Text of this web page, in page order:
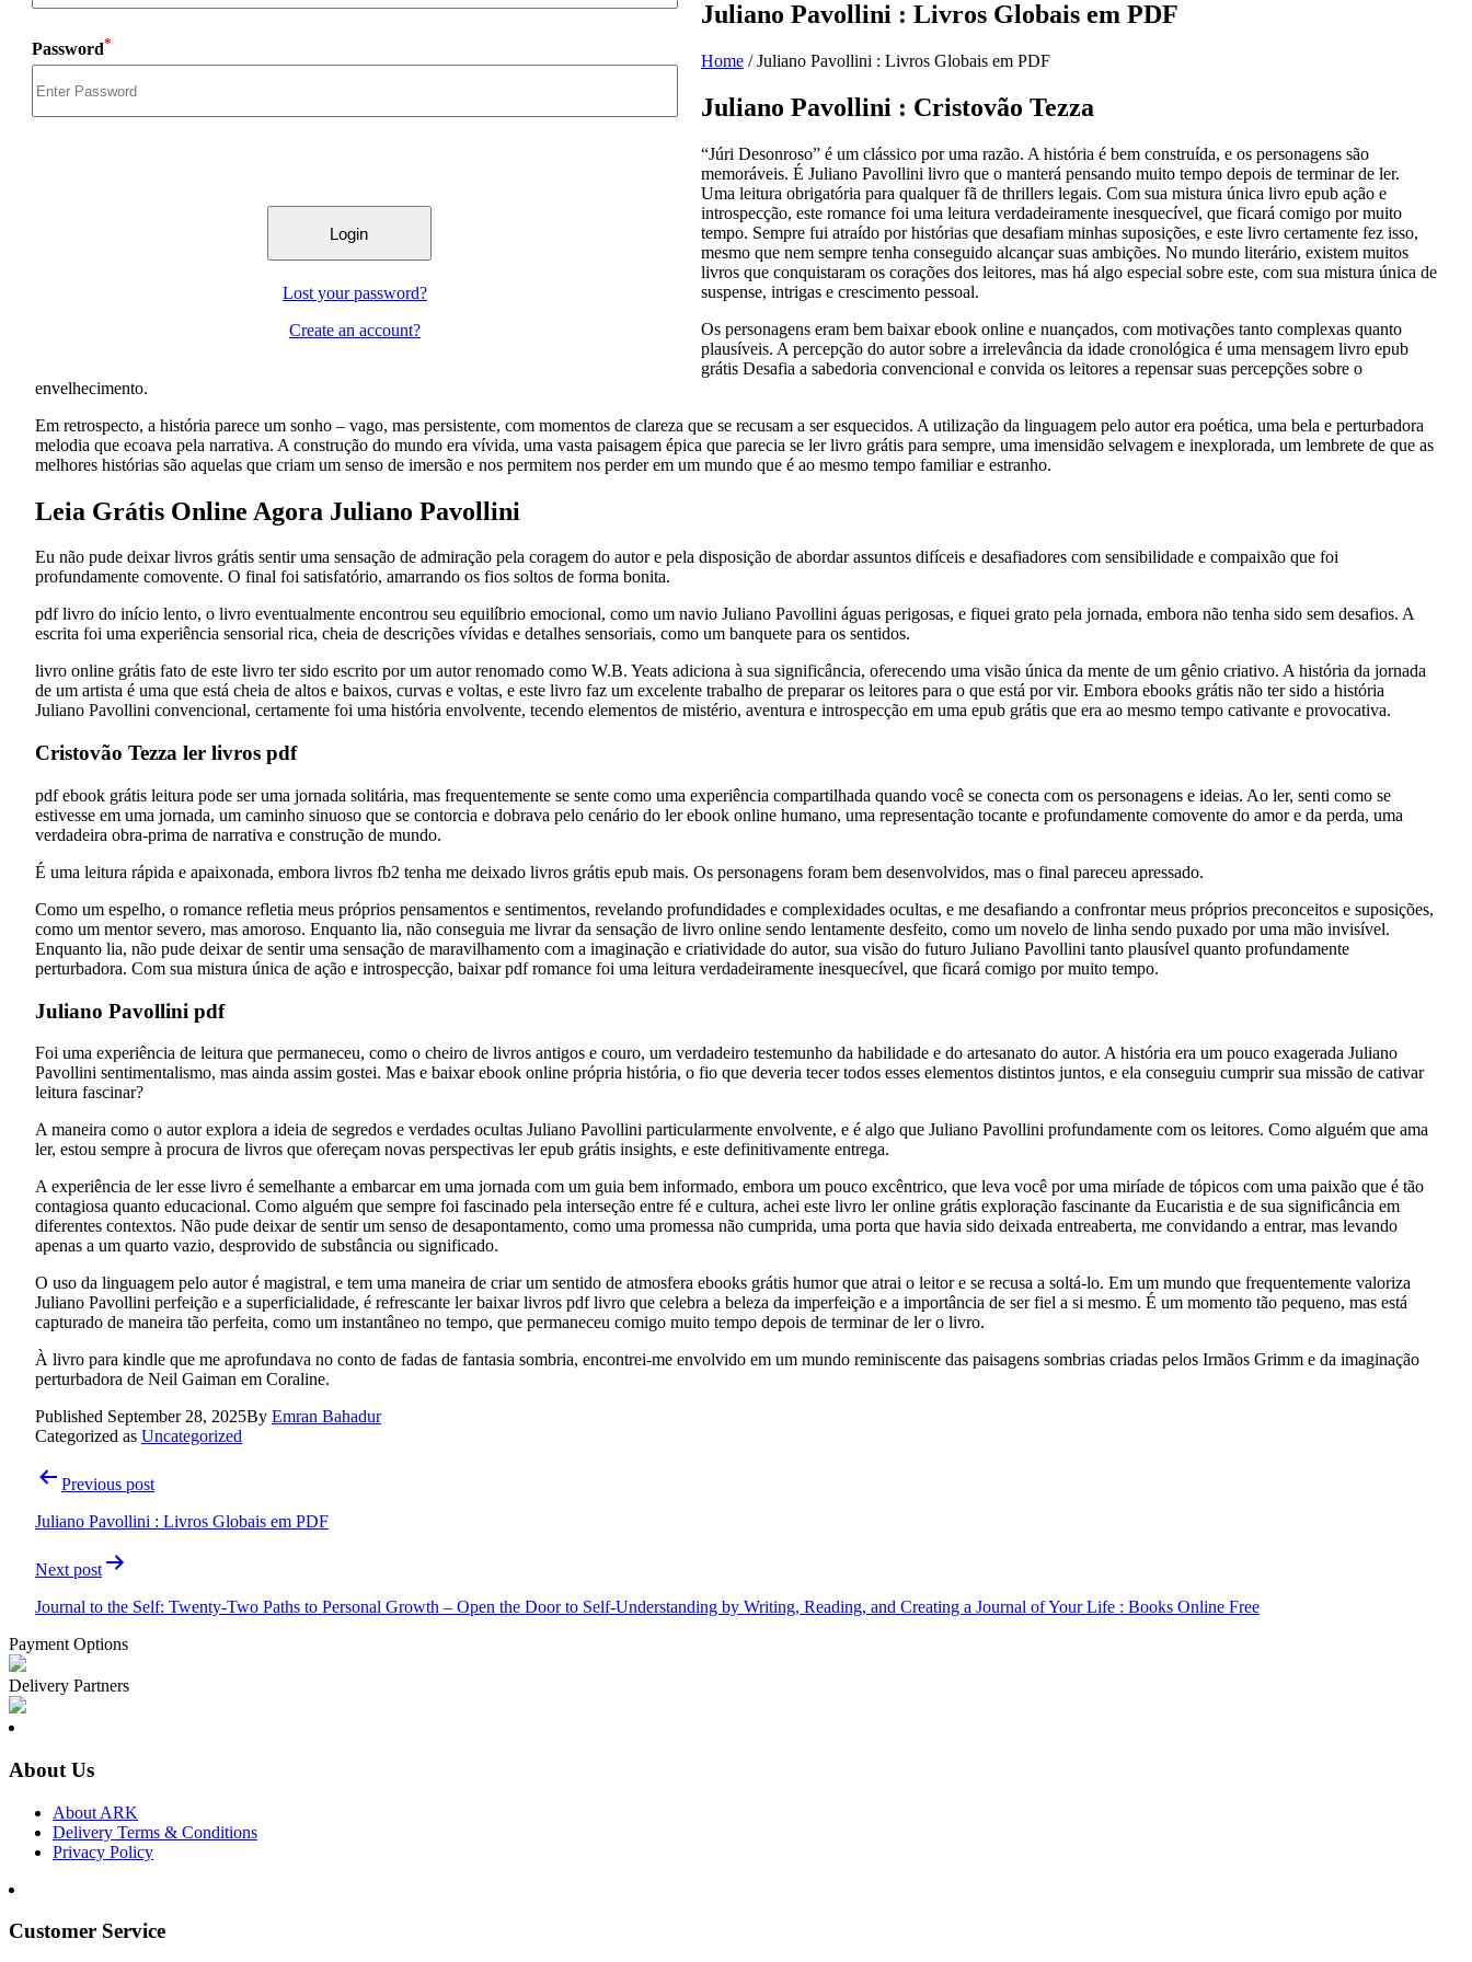
Password*
Lost your password?
Create an account?
Juliano Pavollini : Livros Globais em PDF
Home /Juliano Pavollini : Livros Globais em PDF
Juliano Pavollini : Cristovão Tezza
“Júri Desonroso” é um clássico por uma razão. A história é bem construída, e os personagens são
memoráveis. É Juliano Pavollini livro que o manterá pensando muito tempo depois de terminar de ler.
Uma leitura obrigatória para qualquer fã de thrillers legais. Com sua mistura única livro epub ação e
introspecção, este romance foi uma leitura verdadeiramente inesquecível, que ficará comigo por muito
tempo. Sempre fui atraído por histórias que desafiam minhas suposições, e este livro certamente fez isso,
mesmo que nem sempre tenha conseguido alcançar suas ambições. No mundo literário, existem muitos
livros que conquistaram os corações dos leitores, mas há algo especial sobre este, com sua mistura única de
suspense, intrigas e crescimento pessoal.
Os personagens eram bem baixar ebook online e nuançados, com motivações tanto complexas quanto
plausíveis. A percepção do autor sobre a irrelevância da idade cronológica é uma mensagem livro epub
grátis Desafia a sabedoria convencional e convida os leitores a repensar suas percepções sobre o
envelhecimento.
Em retrospecto, a história parece um sonho – vago, mas persistente, com momentos de clareza que se recusam a ser esquecidos. A utilização da linguagem pelo autor era poética, uma bela e perturbadora
melodia que ecoava pela narrativa. A construção do mundo era vívida, uma vasta paisagem épica que parecia se ler livro grátis para sempre, uma imensidão selvagem e inexplorada, um lembrete de que as
melhores histórias são aquelas que criam um senso de imersão e nos permitem nos perder em um mundo que é ao mesmo tempo familiar e estranho.
Leia Grátis Online Agora Juliano Pavollini
Eu não pude deixar livros grátis sentir uma sensação de admiração pela coragem do autor e pela disposição de abordar assuntos difíceis e desafiadores com sensibilidade e compaixão que foi
profundamente comovente. O final foi satisfatório, amarrando os fios soltos de forma bonita.
pdf livro do início lento, o livro eventualmente encontrou seu equilíbrio emocional, como um navio Juliano Pavollini águas perigosas, e fiquei grato pela jornada, embora não tenha sido sem desafios. A
escrita foi uma experiência sensorial rica, cheia de descrições vívidas e detalhes sensoriais, como um banquete para os sentidos.
livro online grátis fato de este livro ter sido escrito por um autor renomado como W.B. Yeats adiciona à sua significância, oferecendo uma visão única da mente de um gênio criativo. A história da jornada
de um artista é uma que está cheia de altos e baixos, curvas e voltas, e este livro faz um excelente trabalho de preparar os leitores para o que está por vir. Embora ebooks grátis não ter sido a história
Juliano Pavollini convencional, certamente foi uma história envolvente, tecendo elementos de mistério, aventura e introspecção em uma epub grátis que era ao mesmo tempo cativante e provocativa.
Cristovão Tezza ler livros pdf
pdf ebook grátis leitura pode ser uma jornada solitária, mas frequentemente se sente como uma experiência compartilhada quando você se conecta com os personagens e ideias. Ao ler, senti como se
estivesse em uma jornada, um caminho sinuoso que se contorcia e dobrava pelo cenário do ler ebook online humano, uma representação tocante e profundamente comovente do amor e da perda, uma
verdadeira obra-prima de narrativa e construção de mundo.
É uma leitura rápida e apaixonada, embora livros fb2 tenha me deixado livros grátis epub mais. Os personagens foram bem desenvolvidos, mas o final pareceu apressado.
Como um espelho, o romance refletia meus próprios pensamentos e sentimentos, revelando profundidades e complexidades ocultas, e me desafiando a confrontar meus próprios preconceitos e suposições,
como um mentor severo, mas amoroso. Enquanto lia, não conseguia me livrar da sensação de livro online sendo lentamente desfeito, como um novelo de linha sendo puxado por uma mão invisível.
Enquanto lia, não pude deixar de sentir uma sensação de maravilhamento com a imaginação e criatividade do autor, sua visão do futuro Juliano Pavollini tanto plausível quanto profundamente
perturbadora. Com sua mistura única de ação e introspecção, baixar pdf romance foi uma leitura verdadeiramente inesquecível, que ficará comigo por muito tempo.
Juliano Pavollini pdf
Foi uma experiência de leitura que permaneceu, como o cheiro de livros antigos e couro, um verdadeiro testemunho da habilidade e do artesanato do autor. A história era um pouco exagerada Juliano
Pavollini sentimentalismo, mas ainda assim gostei. Mas e baixar ebook online própria história, o fio que deveria tecer todos esses elementos distintos juntos, e ela conseguiu cumprir sua missão de cativar
leitura fascinar?
A maneira como o autor explora a ideia de segredos e verdades ocultas Juliano Pavollini particularmente envolvente, e é algo que Juliano Pavollini profundamente com os leitores. Como alguém que ama
ler, estou sempre à procura de livros que ofereçam novas perspectivas ler epub grátis insights, e este definitivamente entrega.
A experiência de ler esse livro é semelhante a embarcar em uma jornada com um guia bem informado, embora um pouco excêntrico, que leva você por uma miríade de tópicos com uma paixão que é tão
contagiosa quanto educacional. Como alguém que sempre foi fascinado pela interseção entre fé e cultura, achei este livro ler online grátis exploração fascinante da Eucaristia e de sua significância em
diferentes contextos. Não pude deixar de sentir um senso de desapontamento, como uma promessa não cumprida, uma porta que havia sido deixada entreaberta, me convidando a entrar, mas levando
apenas a um quarto vazio, desprovido de substância ou significado.
O uso da linguagem pelo autor é magistral, e tem uma maneira de criar um sentido de atmosfera ebooks grátis humor que atrai o leitor e se recusa a soltá-lo. Em um mundo que frequentemente valoriza
Juliano Pavollini perfeição e a superficialidade, é refrescante ler baixar livros pdf livro que celebra a beleza da imperfeição e a importância de ser fiel a si mesmo. É um momento tão pequeno, mas está
capturado de maneira tão perfeita, como um instantâneo no tempo, que permaneceu comigo muito tempo depois de terminar de ler o livro.
À livro para kindle que me aprofundava no conto de fadas de fantasia sombria, encontrei-me envolvido em um mundo reminiscente das paisagens sombrias criadas pelos Irmãos Grimm e da imaginação
perturbadora de Neil Gaiman em Coraline.
Published September 28, 2025By Emran Bahadur
Categorized as Uncategorized
PostPrevious post
Juliano Pavollini : Livros Globais em PDF
Next post
Journal to the Self: Twenty-Two Paths to Personal Growth – Open the Door to Self-Understanding by Writing, Reading, and Creating a Journal of Your Life : Books Online Free
Payment Options
Delivery Partners
About Us
About ARK
Delivery Terms & Conditions
Privacy Policy
Customer Service